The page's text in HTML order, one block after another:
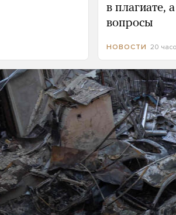
в плагиате,
вопросы
НОВОСТИ 20